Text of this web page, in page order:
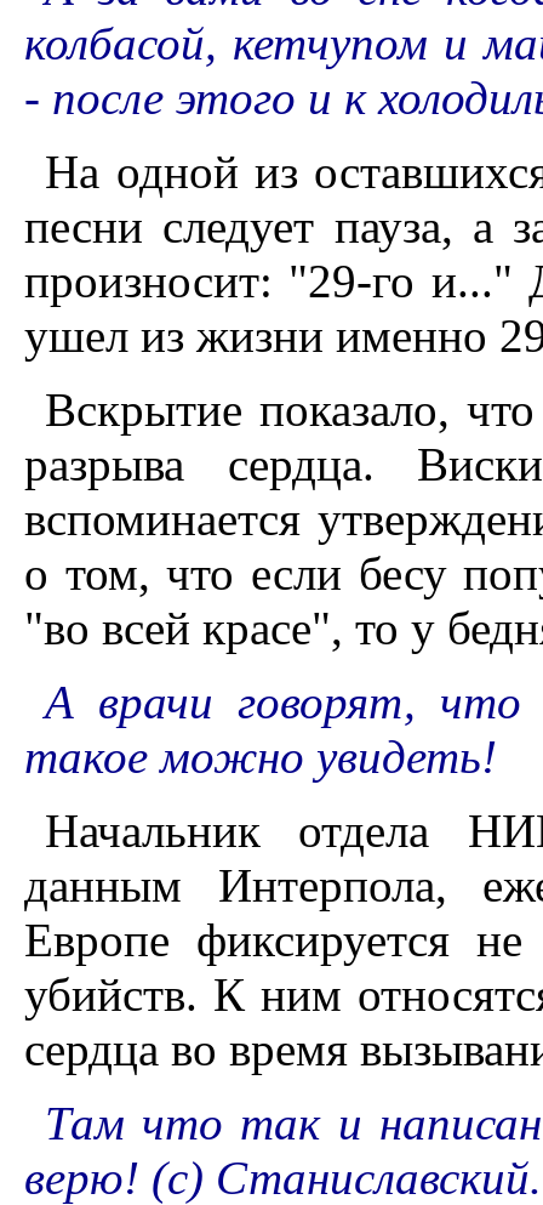
колбасой, кетчупом и
- после этого и к
На одной из
песни следует пауза, а
произносит: "29-го и..."
ушел из жизни именно
Вскрытие показало,
разрыва сердца.
вспоминается
о том, что если бесу
"во всей красе", то у
А врачи говорят, что
такое можно увидеть!
Начальник отдела
данным Интерпола,
Европе фиксируется
убийств. К ним
сердца во время
Там что так и
верю! (с) Станиславский.